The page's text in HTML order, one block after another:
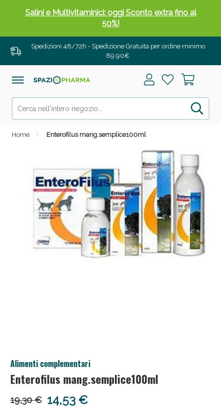
Spedizioni 48/72h - Spedizione Gratuita per ordine minimo
89,90€
Home Enterofilus mang.semplice100ml
Alimenti complementari
Enterofilus mang.semplice100ml
19,30 € 14,53 €
Salini e Multivitaminici: oggi Sconto extra fino al
50%!
Anticellulite e Fanghi: Sconto fino al 40% valido
oggi!
Anticellulite e Fanghi: Sconto fino al 40% valido